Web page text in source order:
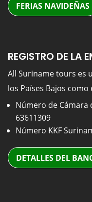
FERIAS NAVIDEÑAS
REGISTRO DE LA
All Suriname tours es
los Países Bajos como
Número de Cámara
63611309
Número KKF
DETALLES DEL